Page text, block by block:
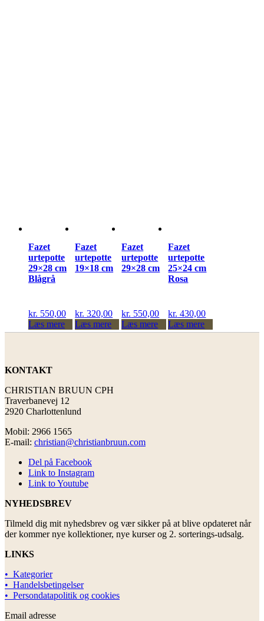
Fazet
urtepotte
29×28 cm
Blågrå
kr. 550,00
Læs mere
Fazet
urtepotte
19×18 cm
kr. 320,00
Læs mere
Fazet
urtepotte
29×28 cm
kr. 550,00
Læs mere
Fazet
urtepotte
25×24 cm
Rosa
kr. 430,00
Læs mere
KONTAKT
CHRISTIAN BRUUN CPH
Traverbanevej 12
2920 Charlottenlund
Mobil: 2966 1565
E-mail: christian@christianbruun.com
Del på Facebook
Link to Instagram
Link to Youtube
NYHEDSBREV
Tilmeld dig mit nyhedsbrev og vær sikker på at blive opdateret når
der kommer nye kollektioner, nye kurser og 2. sorterings-udsalg.
LINKS
• Kategorier
• Handelsbetingelser
• Persondatapolitik og cookies
Email adresse